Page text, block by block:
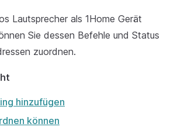
Lautsprecher als 1Home Gerät
Sie dessen Befehle und Status
zuordnen.
hinzufügen
können